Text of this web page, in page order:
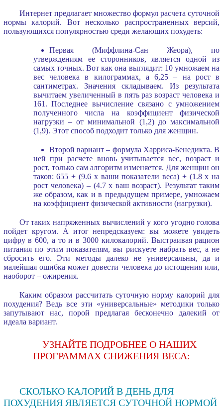
Интернет предлагает множество формул расчета суточной
нормы калорий. Вот несколько распространенных версий,
пользующихся популярностью среди желающих похудеть:
Первая (Миффлина-Сан Жеора), по
утверждениям ее сторонников, является одной из
самых точных. Вот как она выглядит: 10 умножаем на
вес человека в килограммах, а 6,25 – на рост в
сантиметрах. Значения складываем. Из результата
вычитаем увеличенный в пять раз возраст человека и
161. Последнее вычисление связано с умножением
полученного числа на коэффициент физической
нагрузки – от минимальной (1,2) до максимальной
(1,9). Этот способ подходит только для женщин.
Второй вариант – формула Харриса-Бенедикта. В
ней при расчете вновь учитывается вес, возраст и
рост, только сам алгоритм изменяется. Для женщин он
таков: 655 + (9.6 х ваши показатели веса) + (1.8 х на
рост человека) – (4.7 х ваш возраст). Результат таким
же образом, как и в предыдущем примере, умножаем
на коэффициент физической активности (нагрузки).
От таких напряженных вычислений у кого угодно голова
пойдет кругом. А итог непредсказуем: вы можете увидеть
цифру в 600, а то и в 3000 килокалорий. Выстраивая рацион
питания по этим показателям, вы рискуете набрать вес, а не
сбросить его. Эти методы далеко не универсальны, да и
малейшая ошибка может довести человека до истощения или,
наоборот – ожирения.
Каким образом рассчитать суточную норму калорий для
похудения? Ведь все эти «универсальные» методики только
запутывают нас, порой предлагая бесконечно далекий от
идеала вариант.
УЗНАЙТЕ ПОДРОБНЕЕ О НАШИХ
ПРОГРАММАХ СНИЖЕНИЯ ВЕСА:
СКОЛЬКО КАЛОРИЙ В ДЕНЬ ДЛЯ
ПОХУДЕНИЯ ЯВЛЯЕТСЯ СУТОЧНОЙ НОРМОЙ